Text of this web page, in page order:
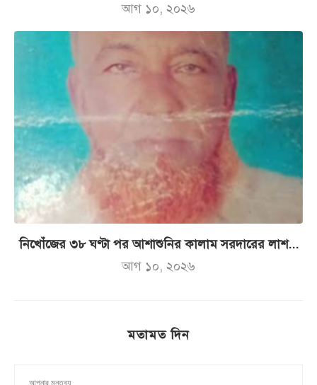
আগ ১০, ২০২৬
নিখোঁজের ৩৮ ঘণ্টা পর আশাশুনির কালাম সরদারের লাশ...
আগ ১০, ২০২৬
মতামত দিন